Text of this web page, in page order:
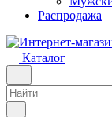
Распродажа
Каталог